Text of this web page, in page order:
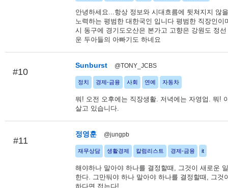
안녕하세요...항상 정보와 시대흐름에 뒷쳐지지 않
노력하는 평범한 대한국인 입니다 평범한 직장인이
시 동구에 경기도오산은 본가고 고향은 강원도 정
운 두아들의 아빠기도 하네요
#10
Sunburst @TONY_JCBS
정치 경제-금융 사회 연예 자동차
뭐! 오전 오후에는 직장생활. 저녁에는 자영업. 뭐!
살고 있습니다.
#11
정영훈 @jungpb
재무상담 생활경제 칼럼리스트 경제-금융 it
해야하나 말아야 하나를 결정할때, 그것이 새로운
한다. 그만둬야 하나 말아야 하나를 결정할때, 그것
하다면 접는다!